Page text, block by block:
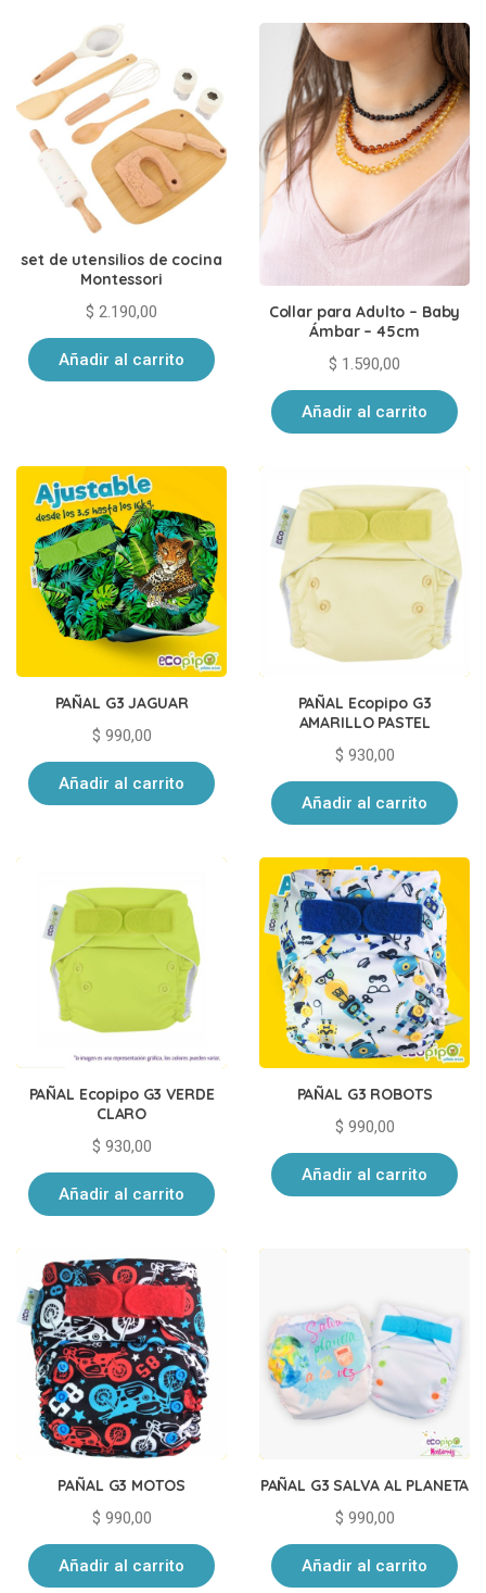
set de utensilios de cocina
Montessori
$ 2.190,00
Añadir al carrito
Collar para Adulto – Baby
Ámbar – 45cm
$ 1.590,00
Añadir al carrito
PAÑAL G3 JAGUAR
$ 990,00
Añadir al carrito
PAÑAL Ecopipo G3
AMARILLO PASTEL
$ 930,00
Añadir al carrito
PAÑAL Ecopipo G3 VERDE
CLARO
$ 930,00
Añadir al carrito
PAÑAL G3 ROBOTS
$ 990,00
Añadir al carrito
PAÑAL G3 MOTOS
$ 990,00
Añadir al carrito
PAÑAL G3 SALVA AL PLANETA
$ 990,00
Añadir al carrito